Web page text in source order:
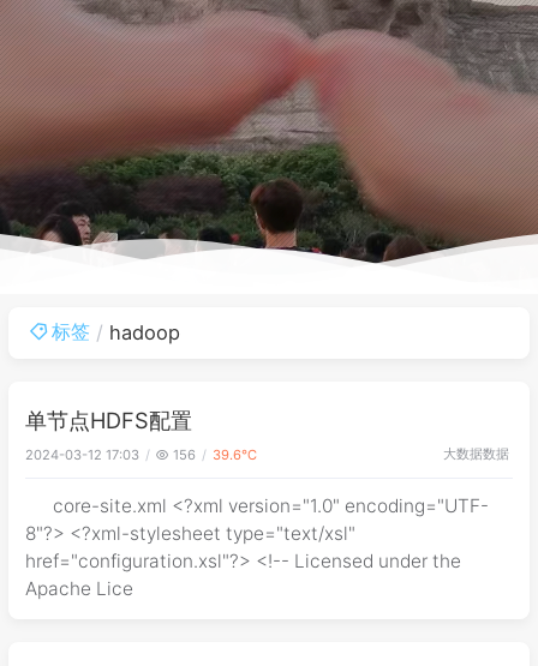
标签 hadoop
单节点HDFS配置
2024-03-12 17:03 156 39.6℃ 大数据数据
core-site.xml <?xml version="1.0" encoding="UTF-
8"?> <?xml-stylesheet type="text/xsl"
href="configuration.xsl"?> <!-- Licensed under the
Apache Lice